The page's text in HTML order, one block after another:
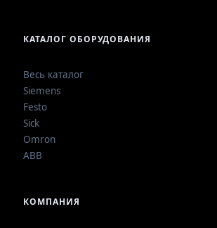
КАТАЛОГ ОБОРУДОВАНИЯ
Весь каталог
Siemens
Festo
Sick
Omron
ABB
КОМПАНИЯ